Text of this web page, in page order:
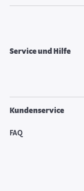
Service und Hilfe
Kundenservice
FAQ